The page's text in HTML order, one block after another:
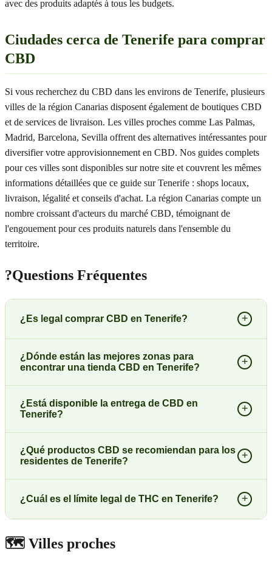
avec des produits adaptés à tous les budgets.
Ciudades cerca de Tenerife para comprar
CBD
Si vous recherchez du CBD dans les environs de Tenerife, plusieurs
villes de la région Canarias disposent également de boutiques CBD
et de services de livraison. Les villes proches comme Las Palmas,
Madrid, Barcelona, Sevilla offrent des alternatives intéressantes pour
diversifier votre approvisionnement en CBD. Nos guides complets
pour ces villes sont disponibles sur notre site et couvrent les mêmes
informations détaillées que ce guide sur Tenerife : shops locaux,
livraison, légalité et conseils d'achat. La région Canarias compte un
nombre croissant d'acteurs du marché CBD, témoignant de
l'engouement pour ces produits naturels dans l'ensemble du
territoire.
?Questions Fréquentes
¿Es legal comprar CBD en Tenerife? +
¿Dónde están las mejores zonas para
encontrar una tienda CBD en Tenerife?
+
¿Está disponible la entrega de CBD en
Tenerife?
+
¿Qué productos CBD se recomiendan para los
residentes de Tenerife?
+
¿Cuál es el límite legal de THC en Tenerife? +
🗺️ Villes proches